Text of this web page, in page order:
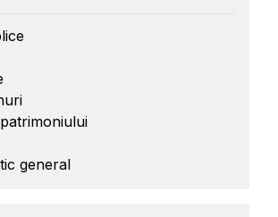
general